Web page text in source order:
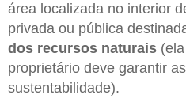
área localizada no interior
privada ou pública
dos recursos naturais
proprietário deve garantir
sustentabilidade).